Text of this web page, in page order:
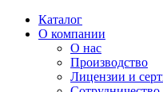
Каталог
О компании
О нас
Производство
Лицензии и